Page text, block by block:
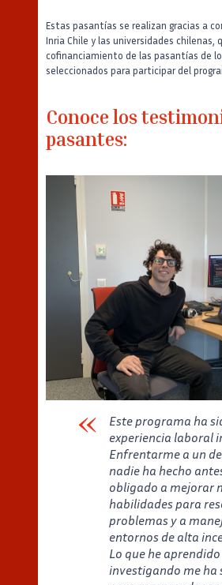
Estas pasantías se realizan gracias a
Inria Chile y las universidades
cofinanciamiento de las pasantías de
seleccionados para participar del
Conoce los
pasantes:
Este programa ha
experiencia laboral
Enfrentarme a un
nadie ha hecho
obligado a mejorar
habilidades para
problemas y a
entornos de alta
Lo que he aprendido
investigando me ha